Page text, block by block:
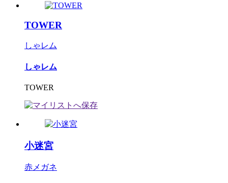
TOWER
しゃレム
しゃレム
TOWER
小迷宮
赤メガネ